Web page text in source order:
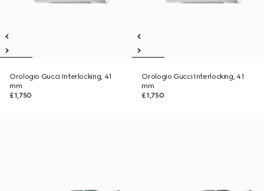
Orologio Gucci Interlocking, 41
mm
£1,750
Orologio Gucci Interlocking, 41
mm
£1,750